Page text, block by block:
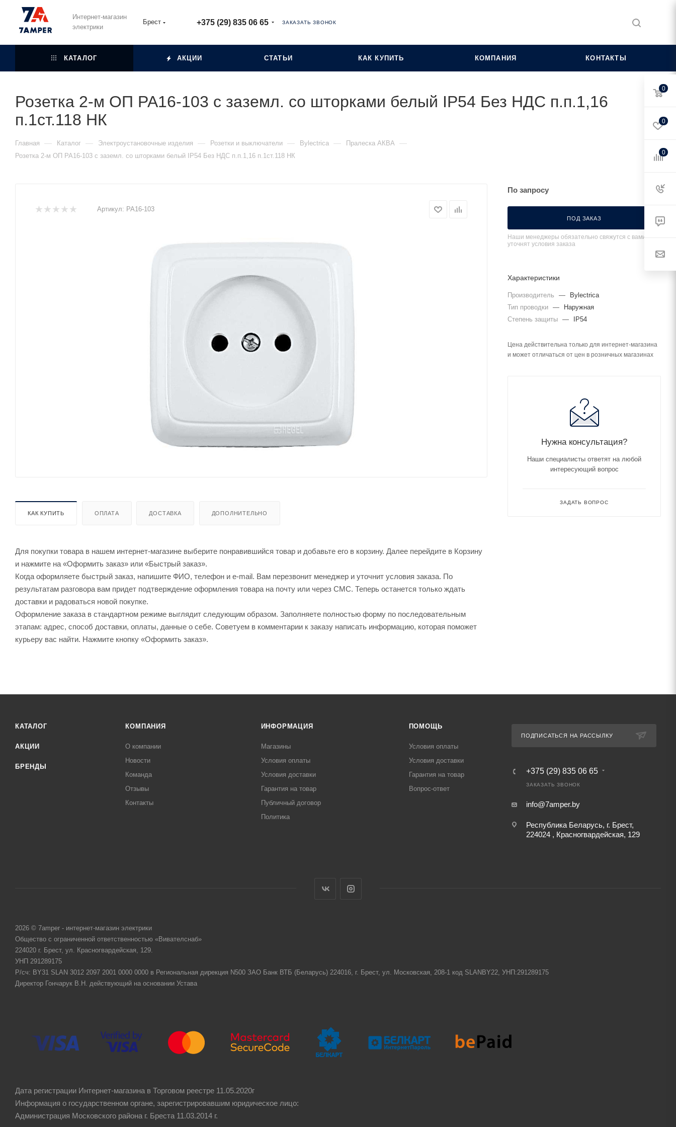
Интернет-магазин
электрики
Брест +375 (29) 835 06 65 ЗАКАЗАТЬ ЗВОНОК
КАТАЛОГ АКЦИИ СТАТЬИ КАК КУПИТЬ КОМПАНИЯ КОНТАКТЫ
Розетка 2-м ОП РА16-103 с заземл. со шторками белый IP54 Без НДС п.п.1,16
п.1ст.118 НК
Главная — Каталог — Электроустановочные изделия — Розетки и выключатели — Bylectrica — Пралеска АКВА —
Розетка 2-м ОП РА16-103 с заземл. со шторками белый IP54 Без НДС п.п.1,16 п.1ст.118 НК
Артикул: РА16-103
КАК КУПИТЬ ОПЛАТА ДОСТАВКА ДОПОЛНИТЕЛЬНО
Для покупки товара в нашем интернет-магазине выберите понравившийся товар и добавьте его в корзину. Далее перейдите в Корзину
и нажмите на «Оформить заказ» или «Быстрый заказ».
Когда оформляете быстрый заказ, напишите ФИО, телефон и e-mail. Вам перезвонит менеджер и уточнит условия заказа. По
результатам разговора вам придет подтверждение оформления товара на почту или через СМС. Теперь останется только ждать
доставки и радоваться новой покупке.
Оформление заказа в стандартном режиме выглядит следующим образом. Заполняете полностью форму по последовательным
этапам: адрес, способ доставки, оплаты, данные о себе. Советуем в комментарии к заказу написать информацию, которая поможет
курьеру вас найти. Нажмите кнопку «Оформить заказ».
По запросу
ПОД ЗАКАЗ
Наши менеджеры обязательно свяжутся с вами и
уточнят условия заказа
Характеристики
Производитель —
Bylectrica
Тип проводки —
Наружная
Степень защиты — IP54
Цена действительна только для интернет-магазина
и может отличаться от цен в розничных магазинах
Нужна консультация?
Наши специалисты ответят на любой
интересующий вопрос
ЗАДАТЬ ВОПРОС
КАТАЛОГ
АКЦИИ
БРЕНДЫ
КОМПАНИЯ
О компании
Новости
Команда
Отзывы
Контакты
ИНФОРМАЦИЯ
Магазины
Условия оплаты
Условия доставки
Гарантия на товар
Публичный договор
Политика
ПОМОЩЬ
Условия оплаты
Условия доставки
Гарантия на товар
Вопрос-ответ
ПОДПИСАТЬСЯ НА РАССЫЛКУ
+375 (29) 835 06 65
ЗАКАЗАТЬ ЗВОНОК
info@7amper.by
Республика Беларусь, г. Брест,
224024 , Красногвардейская, 129
2026 © 7amper - интернет-магазин электрики
Общество с ограниченной ответственностью «Вивателснаб»
224020 г. Брест, ул. Красногвардейская, 129.
УНП 291289175
Р/сч: BY31 SLAN 3012 2097 2001 0000 0000 в Региональная дирекция N500 ЗАО Банк ВТБ (Беларусь) 224016, г. Брест, ул. Московская, 208-1 код SLANBY22, УНП:291289175
Директор Гончарук В.Н. действующий на основании Устава
Дата регистрации Интернет-магазина в Торговом реестре 11.05.2020г
Информация о государственном органе, зарегистрировавшим юридическое лицо:
Администрация Московского района г. Бреста 11.03.2014 г.
0
0
0